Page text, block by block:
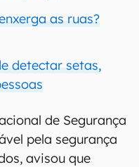
as ruas?
detectar setas,
de Segurança
pela segurança
avisou que